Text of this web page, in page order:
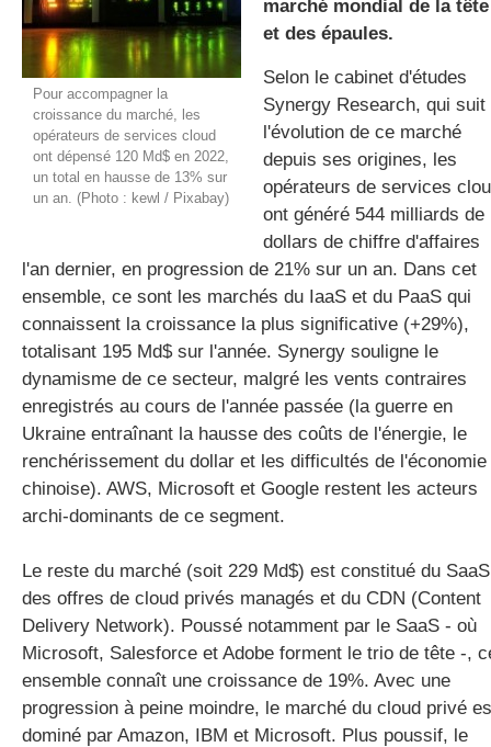
Pour accompagner la
croissance du marché, les
opérateurs de services cloud
ont dépensé 120 Md$ en 2022,
un total en hausse de 13% sur
un an. (Photo : kewl / Pixabay)
marché mondial de la tête
et des épaules.
Selon le cabinet d'études
Synergy Research, qui suit
l'évolution de ce marché
depuis ses origines, les
opérateurs de services
ont généré 544 milliards de
dollars de chiffre d'affaires
l'an dernier, en progression de 21% sur un an. Dans cet
ensemble, ce sont les marchés du IaaS et du PaaS qui
connaissent la croissance la plus significative (+29%),
totalisant 195 Md$ sur l'année. Synergy souligne le
dynamisme de ce secteur, malgré les vents contraires
enregistrés au cours de l'année passée (la guerre en
Ukraine entraînant la hausse des coûts de l'énergie, le
renchérissement du dollar et les difficultés de l'économie
chinoise). AWS, Microsoft et Google restent les acteurs
archi-dominants de ce segment.
Le reste du marché (soit 229 Md$) est constitué du
des offres de cloud privés managés et du CDN (Content
Delivery Network). Poussé notamment par le SaaS - où
Microsoft, Salesforce et Adobe forment le trio de tête -,
ensemble connaît une croissance de 19%. Avec une
progression à peine moindre, le marché du cloud privé
dominé par Amazon, IBM et Microsoft. Plus poussif, le